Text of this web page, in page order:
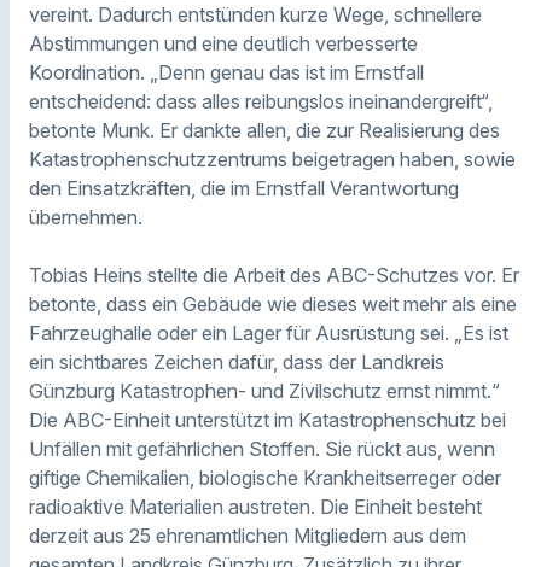
vereint. Dadurch entstünden kurze Wege, schnellere
Abstimmungen und eine deutlich verbesserte
Koordination. „Denn genau das ist im Ernstfall
entscheidend: dass alles reibungslos ineinandergreift“,
betonte Munk. Er dankte allen, die zur Realisierung des
Katastrophenschutzzentrums beigetragen haben, sowie
den Einsatzkräften, die im Ernstfall Verantwortung
übernehmen.
Tobias Heins stellte die Arbeit des ABC-Schutzes vor. Er
betonte, dass ein Gebäude wie dieses weit mehr als eine
Fahrzeughalle oder ein Lager für Ausrüstung sei. „Es ist
ein sichtbares Zeichen dafür, dass der Landkreis
Günzburg Katastrophen- und Zivilschutz ernst nimmt.“
Die ABC-Einheit unterstützt im Katastrophenschutz bei
Unfällen mit gefährlichen Stoffen. Sie rückt aus, wenn
giftige Chemikalien, biologische Krankheitserreger oder
radioaktive Materialien austreten. Die Einheit besteht
derzeit aus 25 ehrenamtlichen Mitgliedern aus dem